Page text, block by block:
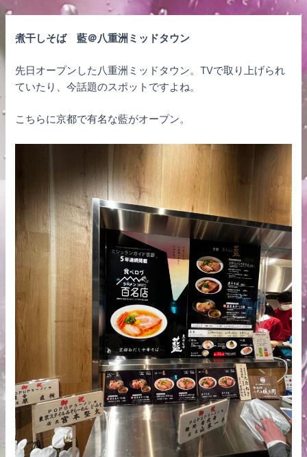
内
ス
煮干しそば 藍＠八重洲ミッドタウン
先日オープンした八重洲ミッドタウン。TVで取り上げられ
ていたり、今話題のスポットですよね。
こちらに京都で有名な藍がオープン。